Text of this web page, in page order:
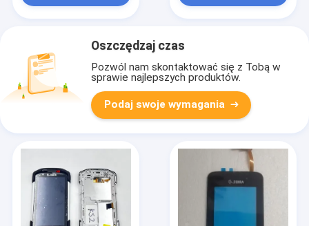
Oszczędzaj czas
Pozwól nam skontaktować się z Tobą w
sprawie najlepszych produktów.
Podaj swoje wymagania